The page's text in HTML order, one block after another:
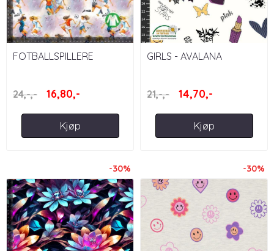
FOTBALLSPILLERE
24,-,-
16,80,-
Kjøp
GIRLS - AVALANA
21,-,- 14,70,-
Kjøp
-30% -30%